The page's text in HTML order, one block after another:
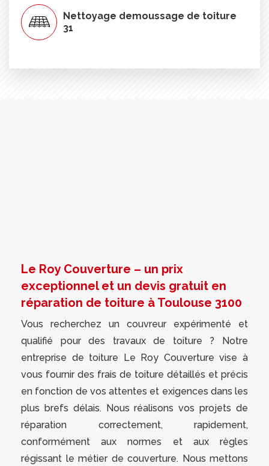
Nettoyage demoussage de toiture
31
Le Roy Couverture – un prix
exceptionnel et un devis gratuit en
réparation de toiture à Toulouse 3100
Vous recherchez un couvreur expérimenté et
qualifié pour des travaux de toiture ? Notre
entreprise de toiture Le Roy Couverture vise à
vous fournir des frais de toiture détaillés et précis
en fonction de vos attentes et exigences dans les
plus brefs délais. Nous réalisons vos projets de
réparation correctement, rapidement,
conformément aux normes et aux règles
régissant le métier de couverture. Nous mettons